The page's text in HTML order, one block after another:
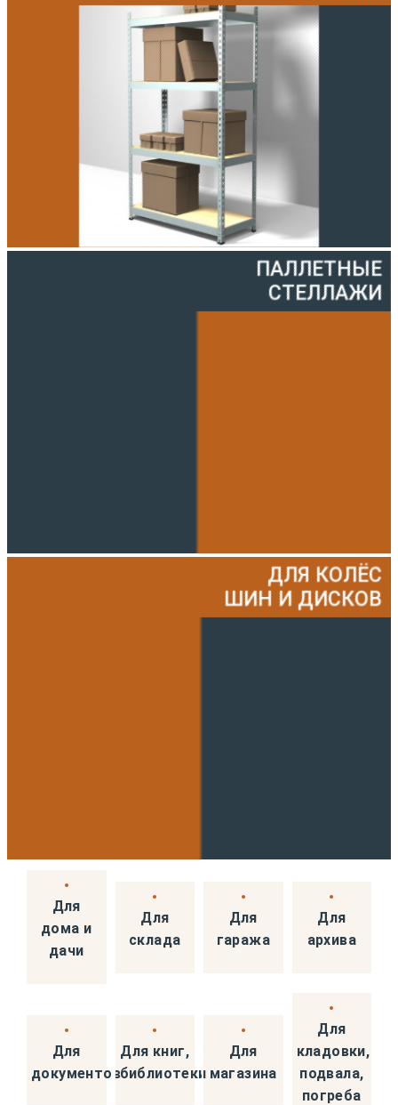
ПАЛЛЕТНЫЕ
СТЕЛЛАЖИ
ДЛЯ КОЛЁС
ШИН И ДИСКОВ
Для
дома и
дачи
Для
склада
Для
гаража
Для
архива
Для
документов
Для книг,
библиотеки
Для
магазина
Для
кладовки,
подвала,
погреба